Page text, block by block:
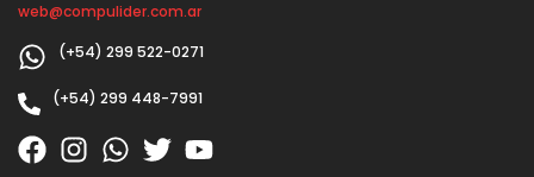
web@compulider.com.ar
(+54) 299 522-0271
(+54) 299 448-7991